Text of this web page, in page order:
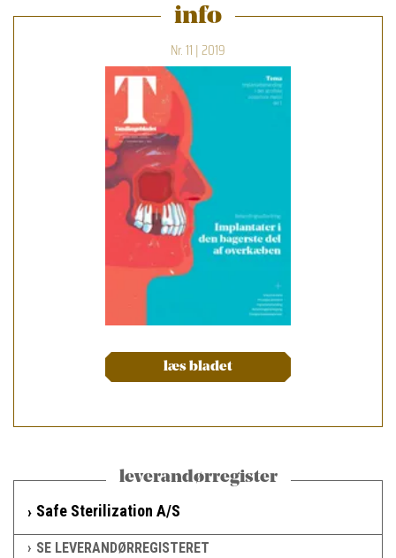
info
Nr. 11 | 2019
læs bladet
leverandørregister
Safe Sterilization A/S
SE LEVERANDØRREGISTERET